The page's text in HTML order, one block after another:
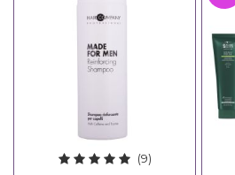
(9)